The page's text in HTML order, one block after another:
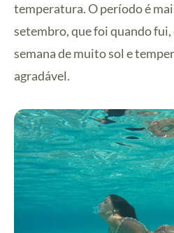
temperatura. O período é
setembro, que foi quando fui,
semana de muito sol e
agradável.